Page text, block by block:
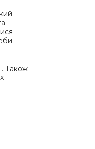
. Також